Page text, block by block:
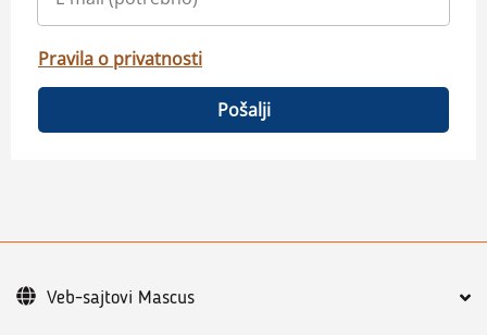
Pravila o privatnosti
Pošalji
Veb-sajtovi Mascus